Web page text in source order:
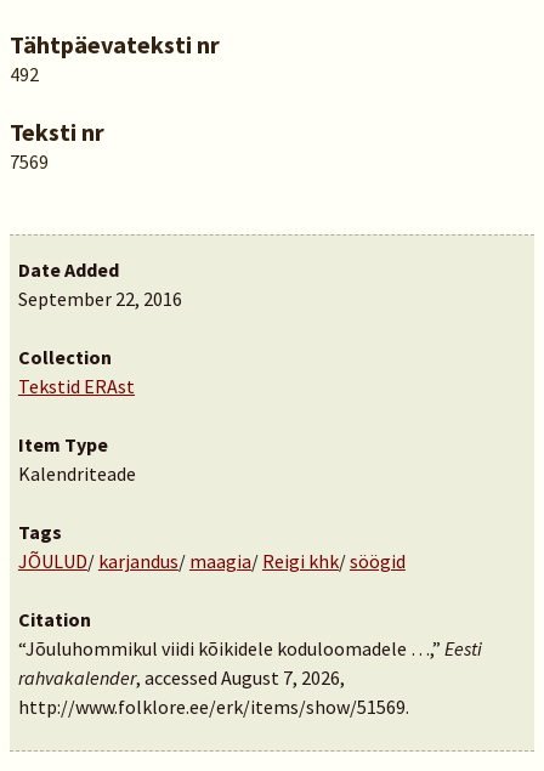
Tähtpäevateksti nr
492
Teksti nr
7569
Date Added
September 22, 2016
Collection
Tekstid ERAst
Item Type
Kalendriteade
Tags
JÕULUD/ karjandus/ maagia/ Reigi khk/söögid
Citation
“Jõuluhommikul viidi kõikidele koduloomadele …,” Eesti
rahvakalender, accessed August 7, 2026,
http://www.folklore.ee/erk/items/show/51569.